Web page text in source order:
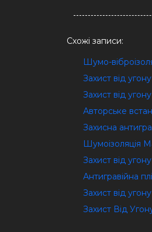
Схожі записи:
Шумо-
Захист від
Захист від
Авторське
Захисна
Шумоізоляція
Захист від
Антигравійна
Захист від
Захист Від